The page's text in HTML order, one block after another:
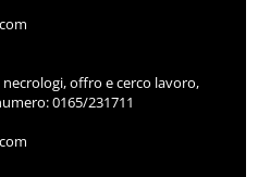
offro e cerco lavoro,
0165/231711